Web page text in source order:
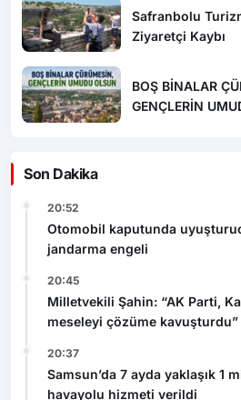
Safranbolu
Ziyaretçi Kaybı
BOŞ BİNALAR
GENÇLERİN
Son Dakika
20:52
Otomobil kaputunda
jandarma engeli
20:45
Milletvekili Şahin: “AK Parti,
meseleyi çözüme kavuşturdu”
20:37
Samsun’da 7 ayda yaklaşık 1
havayolu hizmeti verildi